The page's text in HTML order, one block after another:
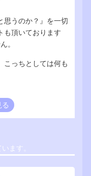
思うのか？』を一切
も頂いております
。
こっちとしては何も
ます。